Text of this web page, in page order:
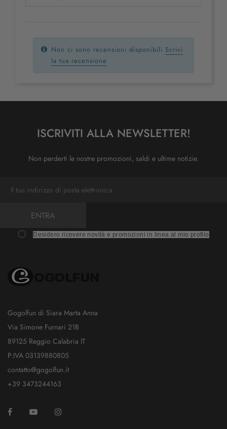
Non ci sono recensioni disponibili Scrivi
la tua recensione
ISCRIVITI ALLA NEWSLETTER!
Non perderti le nostre promozioni, saldi e ultime notizie.
ENTRA
Desidero ricevere novità e promozioni in linea al mio profilo
Gogolfun di Siara Marta Anna
Via Simone Furnari 21B
89125 Reggio Calabria IT
P.IVA 03139880805
contatto@gogolfun.it
+39 3473244163
Facebook YouTube